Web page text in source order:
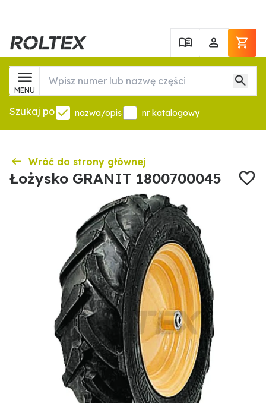
MENU
Szukaj po nazwa/opis nr katalogowy
Wróć do strony głównej
Łożysko GRANIT 1800700045